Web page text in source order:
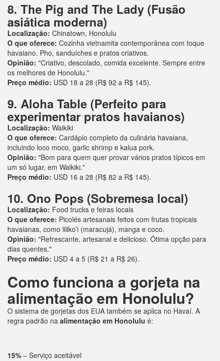
8. The Pig and The Lady (Fusão
asiática moderna)
Localização: Chinatown, Honolulu
O que oferece: Cozinha vietnamita contemporânea com toque
havaiano. Pho, sanduíches e pratos criativos.
Opinião: "Criativo, descolado, comida excelente. Sempre entre
os melhores de Honolulu."
Preço médio: USD 18 a 28 (R$ 92 a R$ 145).
9. Aloha Table (Perfeito para
experimentar pratos havaianos)
Localização: Waikiki
O que oferece: Cardápio completo da culinária havaiana,
incluindo loco moco, garlic shrimp e kalua pork.
Opinião: "Bom para quem quer provar vários pratos típicos em
um só lugar, em Waikiki."
Preço médio: USD 16 a 28 (R$ 82 a R$ 145).
10. Ono Pops (Sobremesa local)
Localização: Food trucks e feiras locais
O que oferece: Picolés artesanais feitos com frutas tropicais
havaianas, como liliko’i (maracujá), manga e coco.
Opinião: "Refrescante, artesanal e delicioso. Ótima opção para
dias quentes."
Preço médio: USD 4 a 5 (R$ 21 a R$ 26).
Como funciona a gorjeta na
alimentação em Honolulu?
O sistema de gorjetas dos EUA também se aplica no Havaí. A
regra padrão na alimentação em Honolulu é:
15% – Serviço aceitável